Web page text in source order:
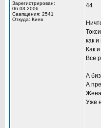
Зарегистрирован:
06.03.2006
Саапщения: 2541
Откуда: Киев
44
как
Как
Все
А
А
Жена
Уже